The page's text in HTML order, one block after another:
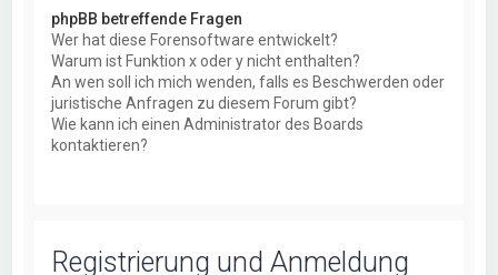
phpBB betreffende Fragen
Wer hat diese Forensoftware entwickelt?
Warum ist Funktion x oder y nicht enthalten?
An wen soll ich mich wenden, falls es Beschwerden oder
juristische Anfragen zu diesem Forum gibt?
Wie kann ich einen Administrator des Boards
kontaktieren?
Registrierung und Anmeldung